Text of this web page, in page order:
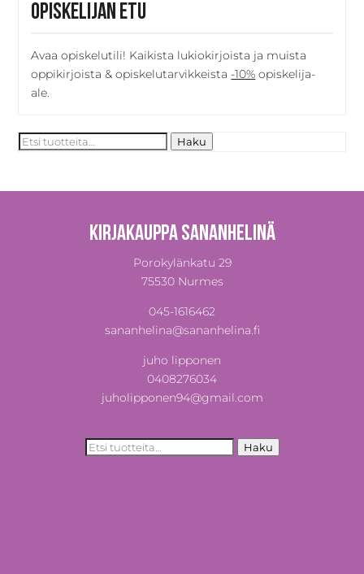
Opiskelijan etu
Avaa opiskelutili! Kaikista lukiokirjoista ja muista
oppikirjoista & opiskelutarvikkeista -10% opiskelija-
ale.
Etsi: Haku
Kirjakauppa Sananhelinä
Porokylänkatu 29
75530 Nurmes
045-1616462
sananhelina@sananhelina.fi
juho lipponen
0408276034
juholipponen94@gmail.com
Etsi: Haku